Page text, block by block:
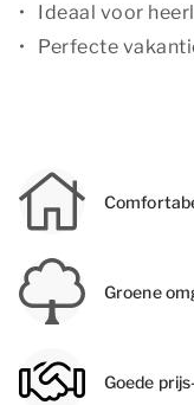
Ideaal voor
Perfecte
Groene
Goede